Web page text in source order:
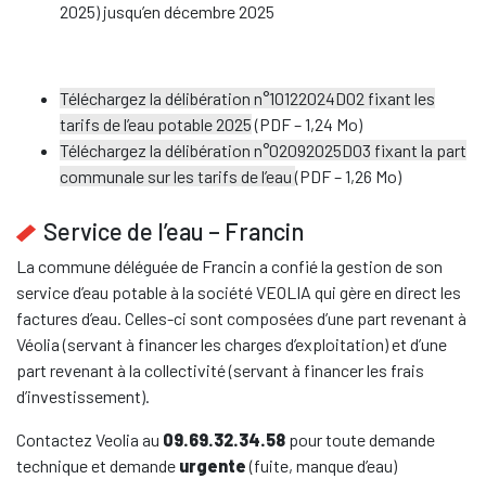
2025) jusqu’en décembre 2025
Téléchargez la délibération n°10122024D02 fixant les
tarifs de l’eau potable 2025(PDF – 1,24 Mo)
Téléchargez la délibération n°02092025D03 fixant la part
communale sur les tarifs de l’eau(PDF – 1,26 Mo)
Service de l’eau – Francin
La commune déléguée de Francin a confié la gestion de son
service d’eau potable à la société VEOLIA qui gère en direct les
factures d’eau. Celles-ci sont composées d’une part revenant à
Véolia (servant à financer les charges d’exploitation) et d’une
part revenant à la collectivité (servant à financer les frais
d’investissement).
Contactez Veolia au 09.69.32.34.58 pour toute demande
technique et demande urgente(fuite, manque d’eau)